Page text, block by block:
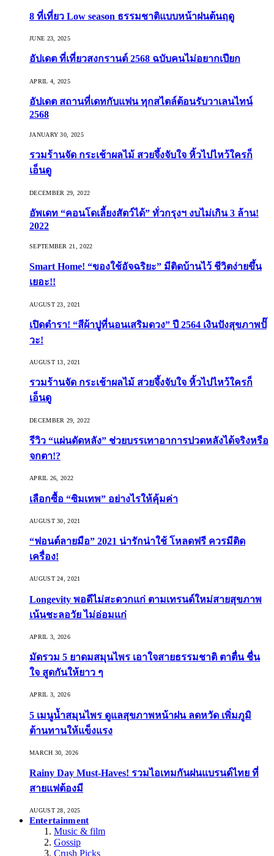
8 ที่เที่ยว Low season ธรรมชาติแบบหน้าฝนต้นฤดู️
JUNE 23, 2025
อัปเดต ที่เที่ยวสงกรานต์ 2568 ฉบับคนไม่อยากเปียก
APRIL 4, 2025
อัปเดต สถานที่เดทกับแฟน ทุกสไตล์ต้อนรับวาเลนไทน์
2568
JANUARY 30, 2025
รวมร้านจัด กระเช้าผลไม้ สวยจึ้งจับใจ หิ้วไปไหว้ใครก็
เอ็นดู
DECEMBER 29, 2022
อัพเดท “คอนโดเลี้ยงสัตว์ได้” ทั่วกรุงฯ งบไม่เกิน 3 ล้าน!
2022
SEPTEMBER 21, 2022
Smart Home! “ของใช้อัจฉริยะ” มีติดบ้านไว้ ชีวิตง่ายขึ้น
เยอะ!!
AUGUST 23, 2021
เปิดตำรา! “สีผ้าปูที่นอนเสริมดวง” ปี 2564 เงินปังสุขภาพปั๊
วะ!
AUGUST 13, 2021
รวมร้านจัด กระเช้าผลไม้ สวยจึ้งจับใจ หิ้วไปไหว้ใครก็
เอ็นดู
DECEMBER 29, 2022
รีวิว “แผ่นดัดหลัง” ช่วยบรรเทาอาการปวดหลังได้จริงหรือ
จกตา!?
APRIL 26, 2022
เลือกซื้อ “ซิมเทพ” อย่างไรให้คุ้มค่า
AUGUST 30, 2021
“ฟอนต์ลายมือ” 2021 น่ารักน่าใช้ โหลดฟรี ควรมีติด
เครื่อง!
AUGUST 24, 2021
Longevity พอดีไม่สะดวกแก่ ตามเทรนด์ใหม่สายสุขภาพ
เน้นชะลอวัย ไม่อ่อมแก่
APRIL 3, 2026
มัดรวม 5 ยาดมสมุนไพร เอาใจสายธรรมชาติ ตาตื่น ชื่น
ใจ สูดกันให้ยาว ๆ
APRIL 3, 2026
5 เมนูน้ำสมุนไพร ดูแลสุขภาพหน้าฝน ลดหวัด เพิ่มภูมิ
ต้านทานให้แข็งแรง
MARCH 30, 2026
Rainy Day Must-Haves! รวมไอเทมกันฝนแบรนด์ไทย ที่
สายแฟต้องมี
AUGUST 28, 2025
Entertainment
Music & film
Gossip
Crush Picks